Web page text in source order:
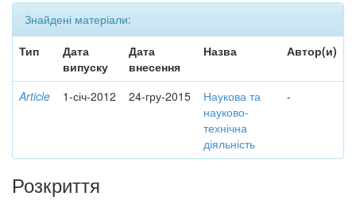
Знайдені матеріали:
Тип
Дата
випуску
Дата
внесення
Назва Автор(и)
Article 1-січ-2012 24-гру-2015
Наукова та
науково-
технічна
діяльність
-
Розкриття